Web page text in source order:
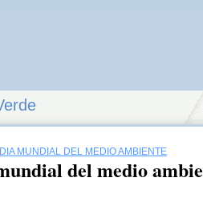
DÍA MUNDIAL DEL MEDIO AMBIENTE
del medio